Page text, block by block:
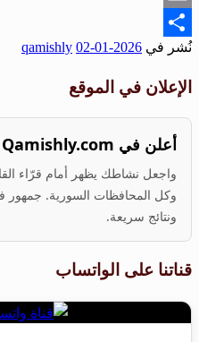
Email
Share
نُشر في 2026-01-02
qamishly
الإعلان في الموقع
أعلن في Qamishly.com
واجعل نشاطك يظهر أمام قرّاء
وكل المحافظات السورية. جمهور
ونتائج سريعة.
قناتنا على الواتساب